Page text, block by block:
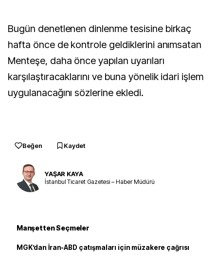
Bugün denetlenen dinlenme tesisine birkaç
hafta önce de kontrole geldiklerini anımsatan
Menteşe, daha önce yapılan uyarıları
karşılaştıracaklarını ve buna yönelik idari işlem
uygulanacağını sözlerine ekledi.
Beğen Kaydet
YAŞAR KAYA
İstanbul Ticaret Gazetesi – Haber Müdürü
Manşetten Seçmeler
MGK’dan İran-ABD çatışmaları için müzakere çağrısı